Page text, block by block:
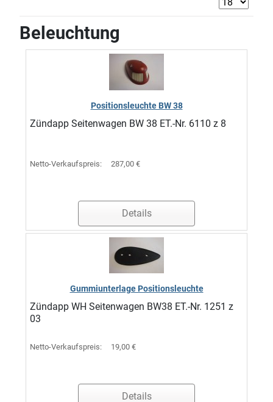
Beleuchtung
Positionsleuchte BW 38
Zündapp Seitenwagen BW 38 ET.-Nr. 6110 z 8
Netto-Verkaufspreis: 287,00 €
Details
Gummiunterlage Positionsleuchte
Zündapp WH Seitenwagen BW38 ET.-Nr. 1251 z
03
Netto-Verkaufspreis: 19,00 €
Details